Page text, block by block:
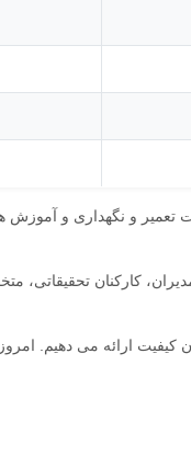
کارکنان
ارائه می دهیم.